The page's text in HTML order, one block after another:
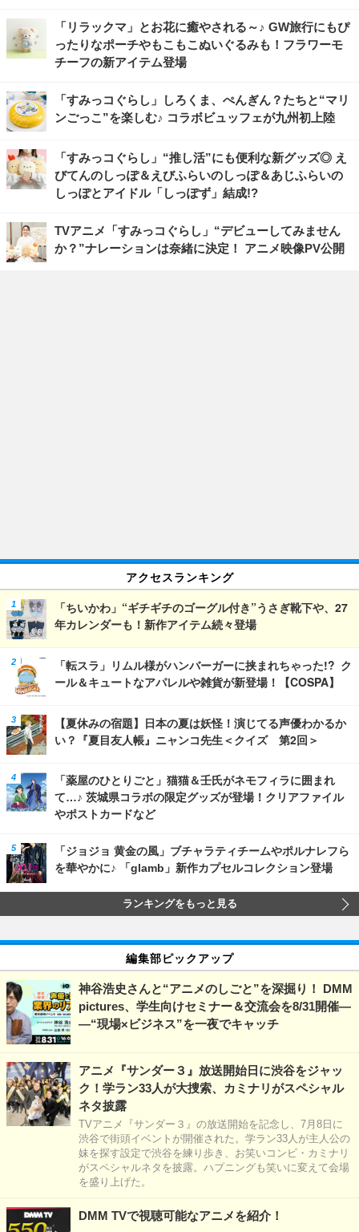
「リラックマ」とお花に癒やされる～♪ GW旅行にもぴ
ったりなポーチやもこもこぬいぐるみも！フラワーモ
チーフの新アイテム登場
「すみっコぐらし」しろくま、ぺんぎん？たちと“マリ
ンごっこ”を楽しむ♪ コラボビュッフェが九州初上陸
「すみっコぐらし」“推し活”にも便利な新グッズ◎ え
びてんのしっぽ＆えびふらいのしっぽ＆あじふらいの
しっぽとアイドル「しっぽず」結成!?
TVアニメ「すみっコぐらし」“デビューしてみません
か？”ナレーションは奈緒に決定！ アニメ映像PV公開
アクセスランキング
「ちいかわ」“ギチギチのゴーグル付き”うさぎ靴下や、27
年カレンダーも！新作アイテム続々登場
「転スラ」リムル様がハンバーガーに挟まれちゃった!? ク
ール＆キュートなアパレルや雑貨が新登場！【COSPA】
【夏休みの宿題】日本の夏は妖怪！演じてる声優わかるか
い？『夏目友人帳』ニャンコ先生＜クイズ 第2回＞
「薬屋のひとりごと」猫猫＆壬氏がネモフィラに囲まれ
て…♪ 茨城県コラボの限定グッズが登場！クリアファイル
やポストカードなど
「ジョジョ 黄金の風」ブチャラティチームやポルナレフら
を華やかに♪ 「glamb」新作カプセルコレクション登場
ランキングをもっと見る
編集部ピックアップ
神谷浩史さんと“アニメのしごと”を深掘り！ DMM
pictures、学生向けセミナー＆交流会を8/31開催―
―“現場×ビジネス”を一夜でキャッチ
アニメ『サンダー３』放送開始日に渋谷をジャッ
ク！学ラン33人が大捜索、カミナリがスペシャル
ネタ披露
TVアニメ『サンダー３』の放送開始を記念し、7月8日に
渋谷で街頭イベントが開催された。学ラン33人が主人公の
妹を探す設定で渋谷を練り歩き、お笑いコンビ・カミナリ
がスペシャルネタを披露。ハプニングも笑いに変えて会場
を盛り上げた。
DMM TVで視聴可能なアニメを紹介！